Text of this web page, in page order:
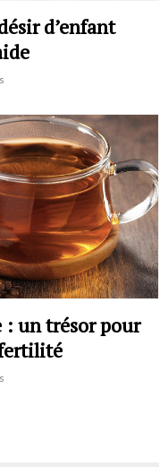
d’enfant
un trésor pour